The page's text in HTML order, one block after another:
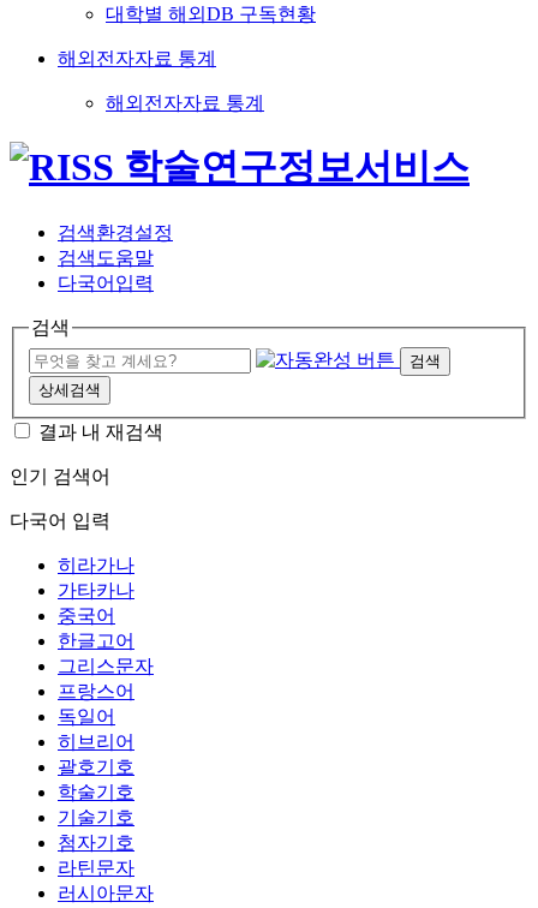
대학별 해외DB 구독현황
해외전자자료 통계
해외전자자료 통계
검색환경설정
검색도움말
다국어입력
검색
검색
상세검색
결과 내 재검색
인기 검색어
다국어 입력
히라가나
가타카나
중국어
한글고어
그리스문자
프랑스어
독일어
히브리어
괄호기호
학술기호
기술기호
첨자기호
라틴문자
러시아문자